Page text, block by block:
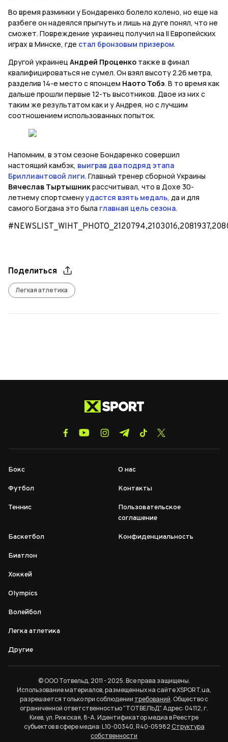
Во время разминки у Бондаренко болело колено, но еще на
разбеге он надеялся прыгнуть и лишь на дуге понял, что не
сможет. Повреждение украинец получил на II Европейских
играх в Минске, где стал бронзовым призером.
Другой украинец Андрей Проценко также в финал
квалифицироваться не сумел. Он взял высоту 2.26 метра,
разделив 14-е место с японцем Наото Тобэ. В то время как
дальше прошли первые 12-ть высотников. Двое из них с
таким же результатом как и у Андрея, но с лучшим
соотношением использованных попыток.
Напомним, в этом сезоне Бондаренко совершил
настоящий камбэк, выиграв два подряд этапа
Бриллиантовой лиги. Главный тренер сборной Украины
Вячеслав Тыртышникрассчитывал, что в Дохе 30-
летнему спортсменуудастся взять медаль, да и для
самого Богдана это была главная цель сезона.
Поделиться
Легкая атлетика
Бокс
Футбол
Теннис
Баскетбол
Биатлон
Хоккей
Olympics
Волейбол
Легка атлетика
Другие
О нас
Контакты
Пользовательское
соглашение
Конфиденциальность
© ООО Тотвельд, 2011 - 2025. Все права защищены.
Использование материалов, размещенных на сайте XSPORT.ua,
разрешается только при соблюдении требований. Общество с
ограниченной ответственностью "ТОТВЕЛЬД". Адрес: 04112, г.
Киев, ул. Рижская, 8-А. Идентификатор медиа в Реестре
субъектов в сфере медиа: L10-00340, R40-05982Структура
собственности